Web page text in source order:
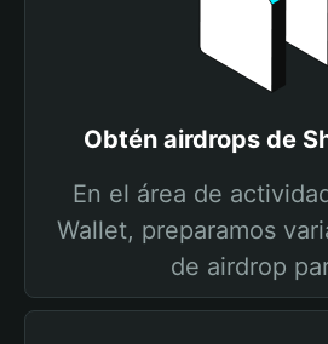
Obtén airdrops de
En el área de
Wallet, preparamos
de airdrop